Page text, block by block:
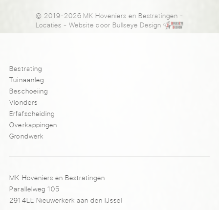
© 2019-2026 MK Hoveniers en Bestratingen-
Locaties - Website door Bullseye Design
Bestrating
Tuinaanleg
Beschoeiing
Vlonders
Erfafscheiding
Overkappingen
Grondwerk
MK Hoveniers en Bestratingen
Parallelweg 105
2914LE Nieuwerkerk aan den IJssel